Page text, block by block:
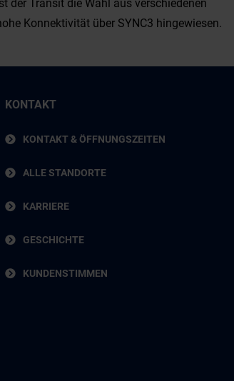
der Transit die Wahl aus verschiedenen
Konnektivität über SYNC3 hingewiesen.
KONTAKT
KONTAKT & ÖFFNUNGSZEITEN
ALLE STANDORTE
KARRIERE
GESCHICHTE
KUNDENSTIMMEN